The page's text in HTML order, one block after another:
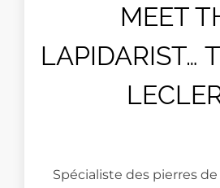
MEET
LAPIDARIST…
Spécialiste des pierres